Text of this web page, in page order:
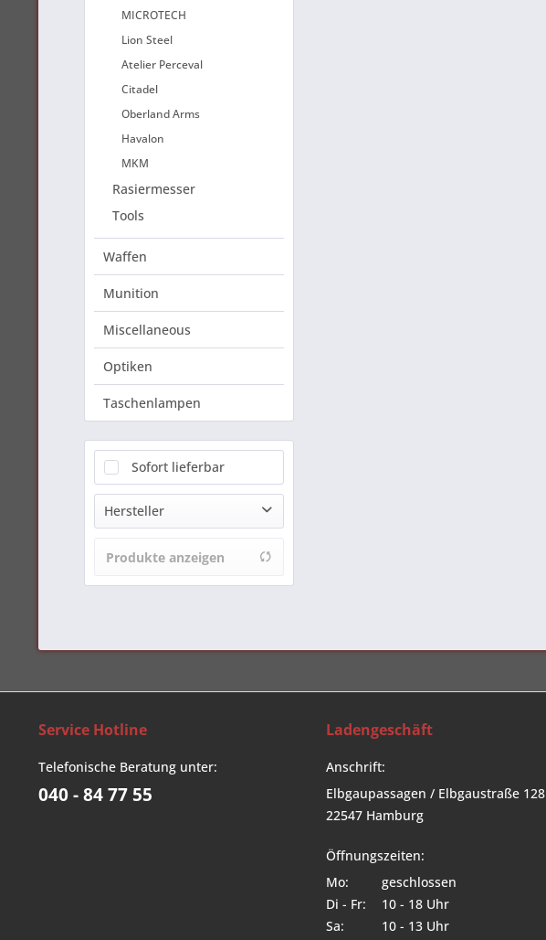
MICROTECH
Lion Steel
Atelier Perceval
Citadel
Oberland Arms
Havalon
MKM
Rasiermesser
Tools
Waffen
Munition
Miscellaneous
Optiken
Taschenlampen
Sofort lieferbar
Hersteller
Bastinelli Knives
Produkte anzeigen
Service Hotline
Telefonische Beratung unter:
040 - 84 77 55
Ladengeschäft
Anschrift:
Elbgaupassagen / Elbgaustraße 128
22547 Hamburg
Öffnungszeiten:
Mo:
geschlossen
Di - Fr:
10 - 18 Uhr
Sa:
10 - 13 Uhr